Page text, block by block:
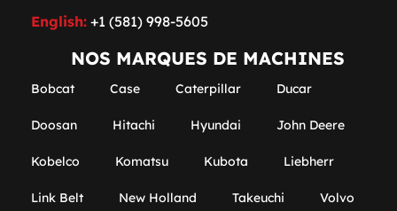
English: +1 (581) 998-5605
NOS MARQUES DE MACHINES
Bobcat Case Caterpillar Ducar
Doosan Hitachi Hyundai John Deere
Kobelco Komatsu Kubota Liebherr
Link Belt New Holland Takeuchi Volvo